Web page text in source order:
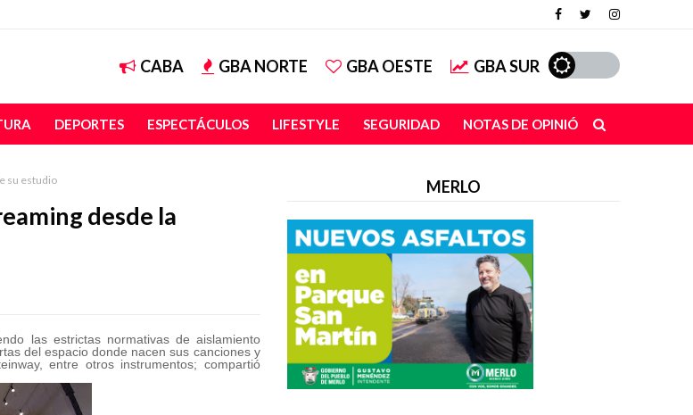
CABA GBA NORTE GBA OESTE GBA SUR
DEPORTES ESPECTÁCULOS LIFESTYLE SEGURIDAD NOTAS DE OPINIÓN
su estudio
desde la
las estrictas normativas de aislamiento
del espacio donde nacen sus canciones y
entre otros instrumentos; compartió
MERLO